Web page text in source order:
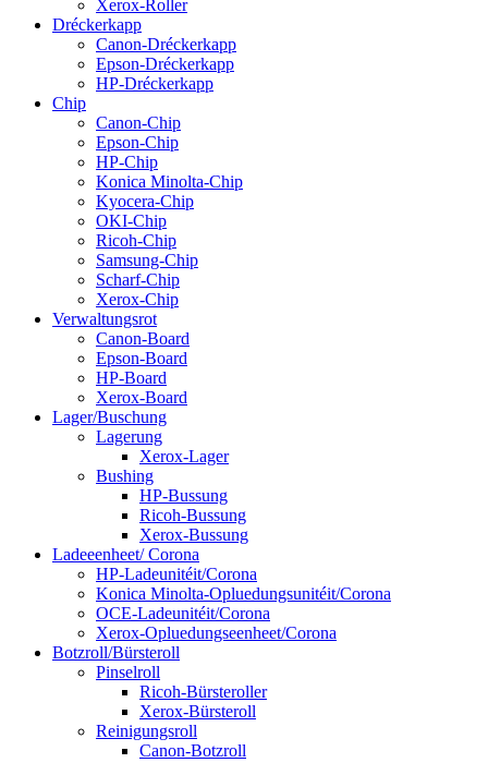
Xerox-Roller
Dréckerkapp
Canon-Dréckerkapp
Epson-Dréckerkapp
HP-Dréckerkapp
Chip
Canon-Chip
Epson-Chip
HP-Chip
Konica Minolta-Chip
Kyocera-Chip
OKI-Chip
Ricoh-Chip
Samsung-Chip
Scharf-Chip
Xerox-Chip
Verwaltungsrot
Canon-Board
Epson-Board
HP-Board
Xerox-Board
Lager/Buschung
Lagerung
Xerox-Lager
Bushing
HP-Bussung
Ricoh-Bussung
Xerox-Bussung
Ladeeenheet/ Corona
HP-Ladeunitéit/Corona
Konica Minolta-Opluedungsunitéit/Corona
OCE-Ladeunitéit/Corona
Xerox-Opluedungseenheet/Corona
Botzroll/Bürsteroll
Pinselroll
Ricoh-Bürsteroller
Xerox-Bürsteroll
Reinigungsroll
Canon-Botzroll